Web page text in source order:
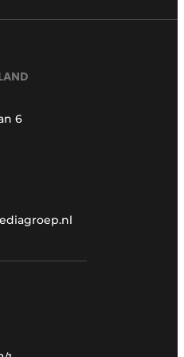
6